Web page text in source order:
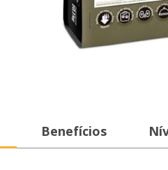
Benefícios